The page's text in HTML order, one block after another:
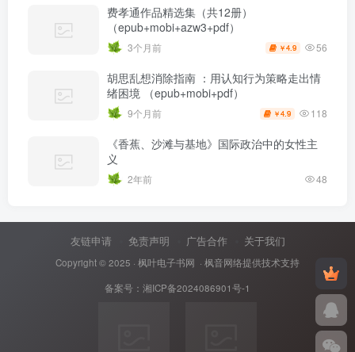
费孝通作品精选集（共12册）
（epub+mobi+azw3+pdf）
3个月前 ￥4.9 56
胡思乱想消除指南 ：用认知行为策略走出情
绪困境 （epub+mobi+pdf）
9个月前 ￥4.9 118
《香蕉、沙滩与基地》国际政治中的女性主
义
2年前 48
友链申请 免责声明 广告合作 关于我们
Copyright © 2025 · 枫叶电子书网 · 枫音网络提供技术支持
备案号： 湘ICP备2024086901号-1